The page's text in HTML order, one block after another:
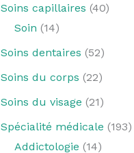
Soins capillaires (40)
Soin (14)
Soins dentaires (52)
Soins du corps (22)
Soins du visage (21)
Spécialité médicale (193)
Addictologie (14)